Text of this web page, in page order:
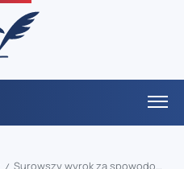
Surowszy wyrok za spowodowanie śmiertelnego wypadku pod Ruddervoorde – 52-latek skazany w apelacji na 5 lat więzienia